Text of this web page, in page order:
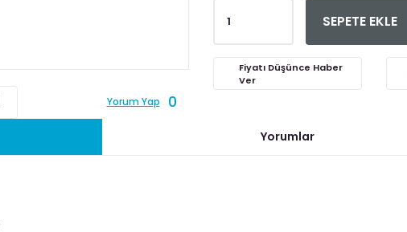
Yorum Yap 0
SEPETE EKLE
Fiyatı Düşünce Haber
Ver
Yorumlar